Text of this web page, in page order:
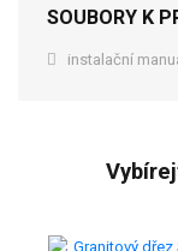
SOUBORY K
instalační